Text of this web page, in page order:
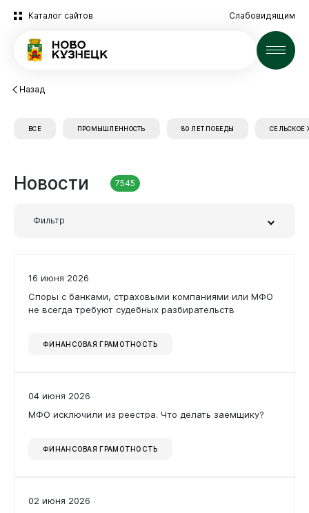
Каталог сайтов Слабовидящим
Новости
Назад
Фильтр
Заголовок или часть текста
Дата
Сбросить фильтр
Новости 7545
ВСЕ ПРОМЫШЛЕННОСТЬ 80 ЛЕТ ПОБЕДЫ СЕЛЬСКОЕ
16 июня 2026
Споры с банками, страховыми компаниями или МФО
не всегда требуют судебных разбирательств
ФИНАНСОВАЯ ГРАМОТНОСТЬ
04 июня 2026
МФО исключили из реестра. Что делать заемщику?
ФИНАНСОВАЯ ГРАМОТНОСТЬ
02 июня 2026